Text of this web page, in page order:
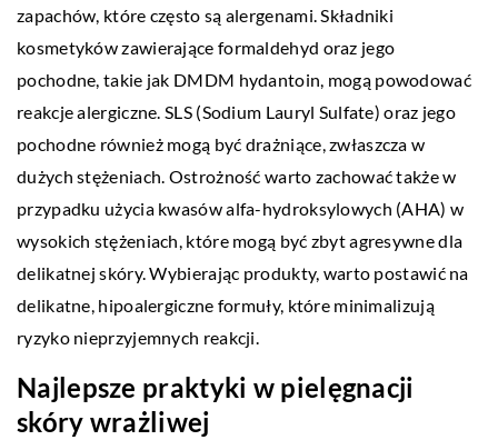
zapachów, które często są alergenami. Składniki
kosmetyków zawierające formaldehyd oraz jego
pochodne, takie jak DMDM hydantoin, mogą powodować
reakcje alergiczne. SLS (Sodium Lauryl Sulfate) oraz jego
pochodne również mogą być drażniące, zwłaszcza w
dużych stężeniach. Ostrożność warto zachować także w
przypadku użycia kwasów alfa-hydroksylowych (AHA) w
wysokich stężeniach, które mogą być zbyt agresywne dla
delikatnej skóry. Wybierając produkty, warto postawić na
delikatne, hipoalergiczne formuły, które minimalizują
ryzyko nieprzyjemnych reakcji.
Najlepsze praktyki w pielęgnacji
skóry wrażliwej